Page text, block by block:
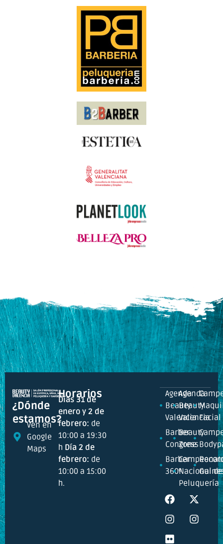
¿Dónde
estamos?
Ven en
Google
Maps
Horarios
Días 31 de
enero y 2 de
febrero: de
10:00 a 19:30
h Día 2 de
febrero: de
10:00 a 15:00
h.
Agenda
Beauty
Valencia
Barber
Congress
Barber
360º
Agenda
Beauty
Valencia
Beauty
Zone
Nacional de
Peluquería
Facial